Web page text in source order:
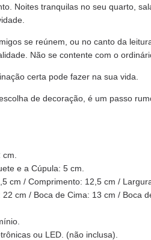
Noites tranquilas no seu quarto,
se reúnem, ou no canto da
Não se contente com o
certa pode fazer na sua vida.
de decoração, é um passo
e a Cúpula: 5 cm.
cm / Comprimento: 12,5 cm /
cm / Boca de Cima: 13 cm / Boca
ou LED. (não inclusa).